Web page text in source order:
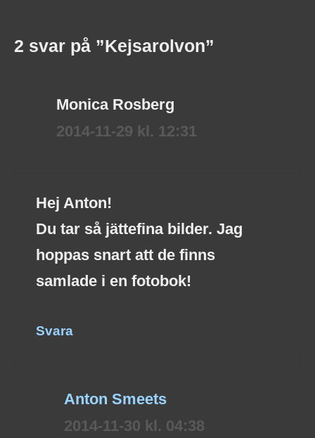
2 svar på ”Kejsarolvon”
Monica Rosberg
2014-11-29 kl. 12:31
Hej Anton!
Du tar så jättefina bilder. Jag
hoppas snart att de finns
samlade i en fotobok!
Svara
Anton Smeets
2014-11-30 kl. 04:38